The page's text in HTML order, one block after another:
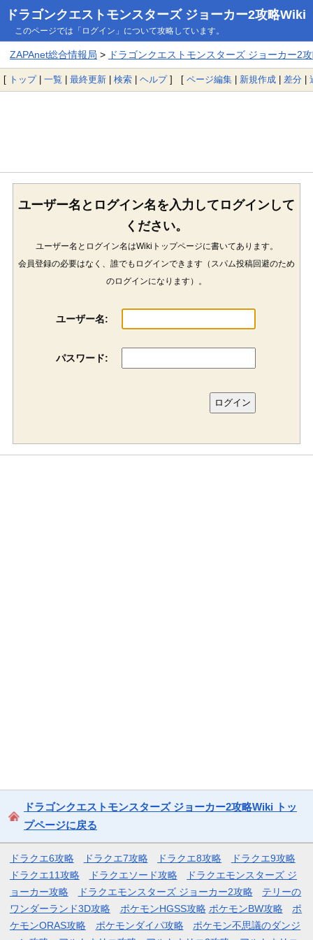
ドラゴンクエストモンスターズ ジョーカー2攻略Wiki
このページでは「ログイン」について攻略しています。
ZAPAnet総合情報局 > ドラゴンクエストモンスターズ ジョーカー2
[ トップ| 一覧 | 最終更新 | 検索 | ヘルプ] [ ページ編集 | 新規作成 | 差分 |
ユーザー名とログイン名を入力してログインして
ください。
ユーザー名とログイン名はWikiトップページに書いてあります。
会員登録の必要はなく、誰でもログインできます（スパム投稿回避のため
のログインになります）。
ユーザー名:
パスワード:
ドラゴンクエストモンスターズ ジョーカー2攻略Wiki トッ
プページに戻る
ドラクエ6攻略 ドラクエ7攻略 ドラクエ8攻略
ドラクエ9攻略
ドラクエ11攻略
ドラクエソード攻略
ドラクエモンスターズ ジ
ョーカー攻略
ドラクエモンスターズ ジョーカー2攻略
テリーの
ワンダーランド3D攻略
ポケモンHGSS攻略 ポケモンBW攻略
ポ
ケモンORAS攻略
ポケモンダイパ攻略
ポケモン不思議のダンジ